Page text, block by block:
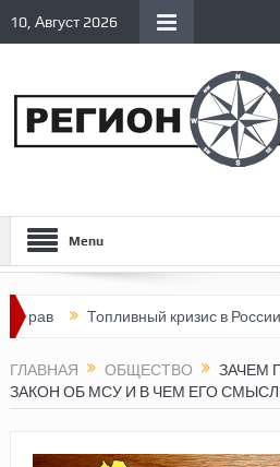
10, Август 2026
Menu
Топливный кризис в России
ГЛАВНАЯ ОБЩЕСТВО
ЗАЧЕМ
ЗАКОН ОБ МСУ И В ЧЕМ ЕГО